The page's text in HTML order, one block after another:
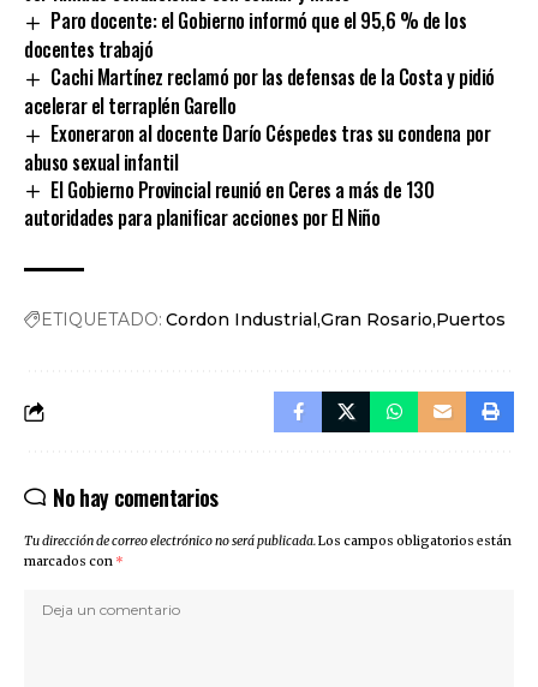
Paro docente: el Gobierno informó que el 95,6 % de los
docentes trabajó
Cachi Martínez reclamó por las defensas de la Costa y pidió
acelerar el terraplén Garello
Exoneraron al docente Darío Céspedes tras su condena por
abuso sexual infantil
El Gobierno Provincial reunió en Ceres a más de 130
autoridades para planificar acciones por El Niño
ETIQUETADO: Cordon Industrial Gran Rosario Puertos
No hay comentarios
Tu dirección de correo electrónico no será publicada.Los campos obligatorios están
marcados con *